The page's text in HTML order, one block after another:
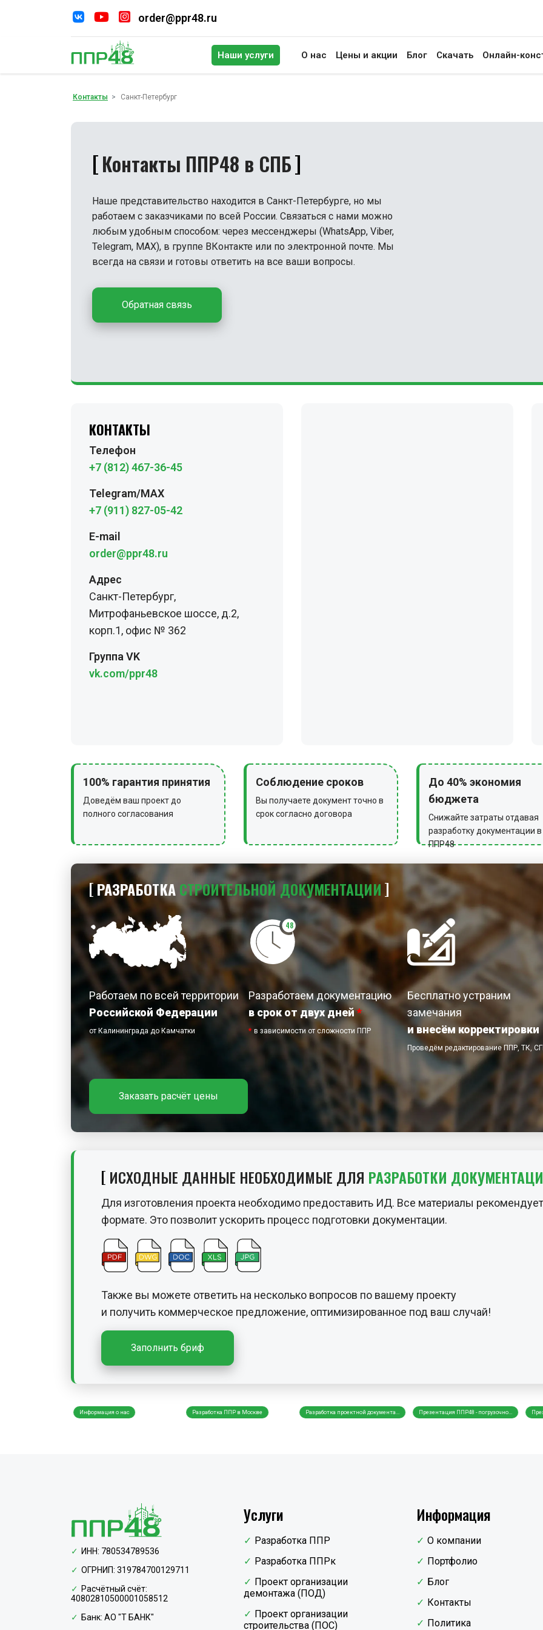
order@ppr48.ru
Наши услуги О нас Цены и акции Блог Скачать Онлайн-
Контакты Санкт-Петербург
Контакты ППР48 в СПБ
Наше представительство находится в Санкт-Петербурге, но мы
работаем с заказчиками по всей России. Связаться с нами можно
любым удобным способом: через мессенджеры (WhatsApp, Viber,
Telegram, MAX), в группе ВКонтакте или по электронной почте. Мы
всегда на связи и готовы ответить на все ваши вопросы.
Обратная связь
КОНТАКТЫ
Телефон
+7 (812) 467-36-45
Telegram/MAX
+7 (911) 827-05-42
E-mail
order@ppr48.ru
Адрес
Санкт-Петербург,
Митрофаньевское шоссе, д.2,
корп.1, офис № 362
Группа VK
vk.com/ppr48
100% гарантия принятия
Доведём ваш проект до
полного согласования
Соблюдение сроков
Вы получаете документ точно в
срок согласно договора
До 40% экономия
бюджета
Снижайте затраты отдавая
разработку документации в
ППР48
РАЗРАБОТКАСТРОИТЕЛЬНОЙ ДОКУМЕНТАЦИИ
Работаем по всей территории
Российской Федерации
от Калининграда до Камчатки
48
Разработаем документацию
в срок от двух дней*
* в зависимости от сложности ППР
Бесплатно устраним
замечания
и внесём корректировки
Проведём редактирование ППР, ТК,
Заказать расчёт цены
ИСХОДНЫЕ ДАННЫЕ НЕОБХОДИМЫЕ ДЛЯ РАЗРАБОТКИ
Для изготовления проекта необходимо предоставить ИД. Все материалы
формате. Это позволит ускорить процесс подготовки документации.
Также вы можете ответить на несколько вопросов по вашему проекту
и получить коммерческое предложение, оптимизированное под ваш случай!
Заполнить бриф
Информация о нас Разработка ППР в Москве Разработка проектной документа... Презентация ППР48 - погрузочно...
ИНН: 780534789536
ОГРНИП: 319784700129711
Расчётный счёт:
40802810500001058512
Банк: АО "Т БАНК"
Услуги
Разработка ППР
Разработка ППРк
Проект организации
демонтажа (ПОД)
Проект организации
строительства (ПОС)
Информация
О компании
Портфолио
Блог
Контакты
Политика
Поиск